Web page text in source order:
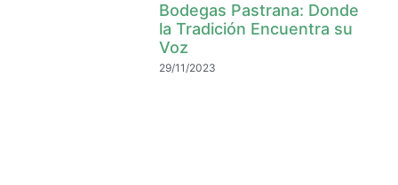
Bodegas Pastrana: Donde
la Tradición Encuentra su
Voz
29/11/2023